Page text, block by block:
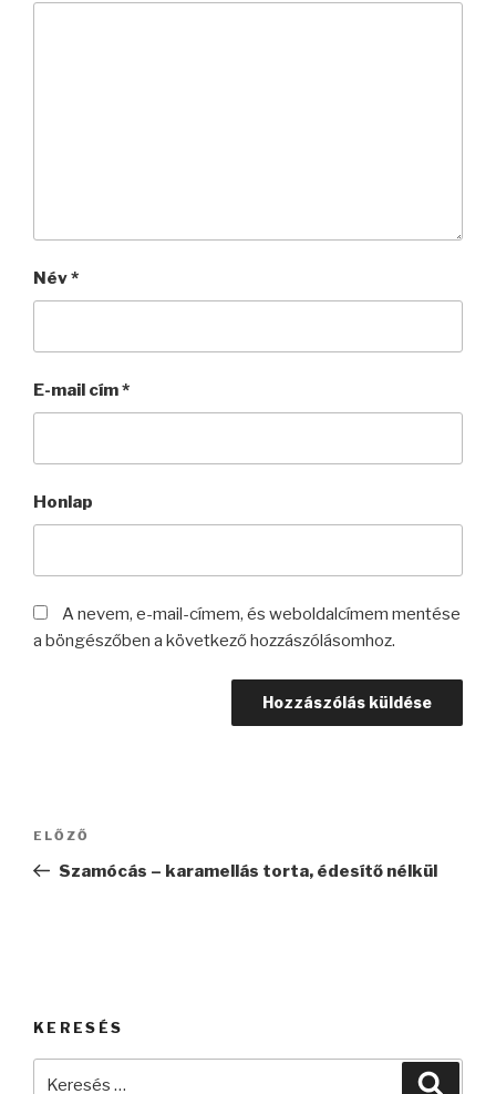
Név*
E-mail cím*
Honlap
A nevem, e-mail-címem, és weboldalcímem mentése
a böngészőben a következő hozzászólásomhoz.
Bejegyzés
Korábbi
bejegyzés
ELŐZŐ
Szamócás – karamellás torta, édesítő nélkül
KERESÉS